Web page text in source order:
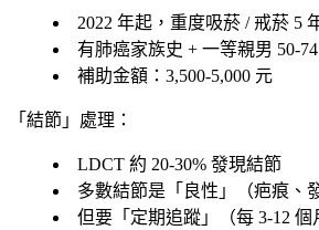
2022 年起， 重度吸菸 / 戒菸 5
有肺癌家族史 + 一等親男 50-
補助金額：3,500-5,000 元
「結節」處理：
LDCT 約 20-30% 發現結節
多數結節是「良性」（疤痕、
但要「定期追蹤」（每 3-12 個